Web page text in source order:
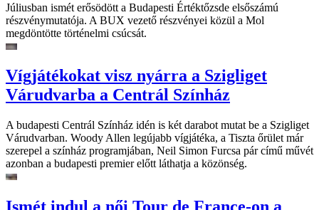
Júliusban ismét erősödött a Budapesti Értéktőzsde elsőszámú
részvénymutatója. A BUX vezető részvényei közül a Mol
megdöntötte történelmi csúcsát.
Vígjátékokat visz nyárra a Szigliget
Várudvarba a Centrál Színház
A budapesti Centrál Színház idén is két darabot mutat be a Szigliget
Várudvarban. Woody Allen legújabb vígjátéka, a Tiszta őrület már
szerepel a színház programjában, Neil Simon Furcsa pár című művét
azonban a budapesti premier előtt láthatja a közönség.